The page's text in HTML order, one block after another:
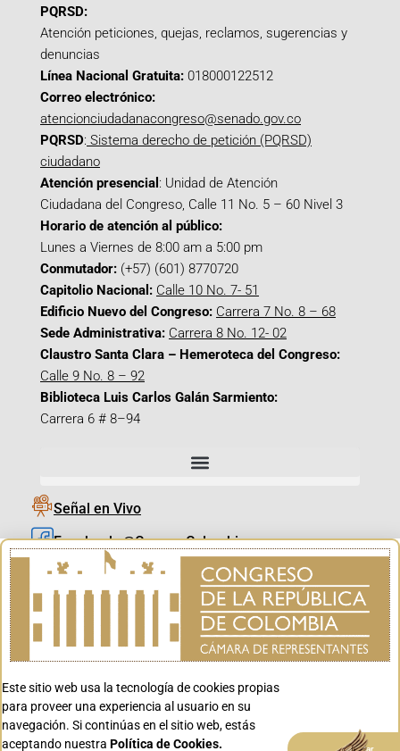
PQRSD:
Atención peticiones, quejas, reclamos, sugerencias y
denuncias
Línea Nacional Gratuita: 018000122512
Correo electrónico:
atencionciudadanacongreso@senado.gov.co
PQRSD: Sistema derecho de petición (PQRSD)
ciudadano
Atención presencial : Unidad de Atención
Ciudadana del Congreso, Calle 11 No. 5 – 60 Nivel 3
Horario de atención al público:
Lunes a Viernes de 8:00 am a 5:00 pm
Conmutador: (+57) (601) 8770720
Capitolio Nacional: Calle 10 No. 7- 51
Edificio Nuevo del Congreso: Carrera 7 No. 8 – 68
Sede Administrativa: Carrera 8 No. 12- 02
Claustro Santa Clara – Hemeroteca del Congreso:
Calle 9 No. 8 – 92
Biblioteca Luis Carlos Galán Sarmiento:
Carrera 6 # 8–94
Señal en Vivo
Facebook_@CamaraColombia
Instagram_@CamaraColombia
X_@CamaraColombia
Youtube_@CamaraColombia
Youtube_@CanalCongreso
Este sitio web usa la tecnología de cookies propias
para proveer una experiencia al usuario en su
navegación. Si continúas en el sitio web, estás
aceptando nuestra Política de Cookies. Aceptar